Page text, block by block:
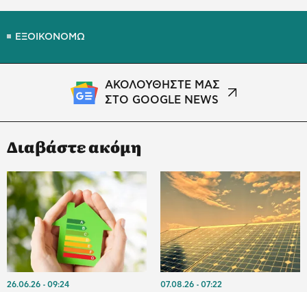
ΕΞΟΙΚΟΝΟΜΩ
ΑΚΟΛΟΥΘΗΣΤΕ ΜΑΣ
ΣΤΟ GOOGLE NEWS
Διαβάστε ακόμη
26.06.26 09:24 07.08.26 07:22